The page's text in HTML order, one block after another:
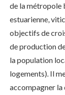
de la métropole
estuarienne,
objectifs de
de production
la population
logements). Il
accompagner la